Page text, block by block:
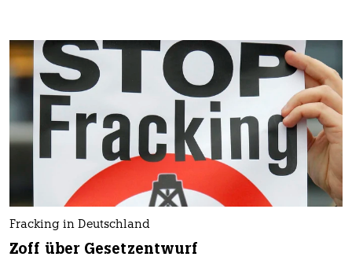
Fracking in Deutschland
Zoff über Gesetzentwurf